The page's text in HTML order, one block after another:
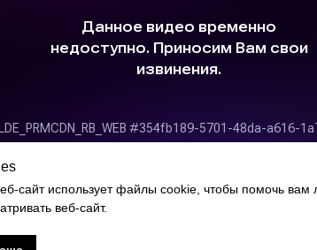
сайт использует файлы cookie, чтобы помочь вам
веб-сайт.